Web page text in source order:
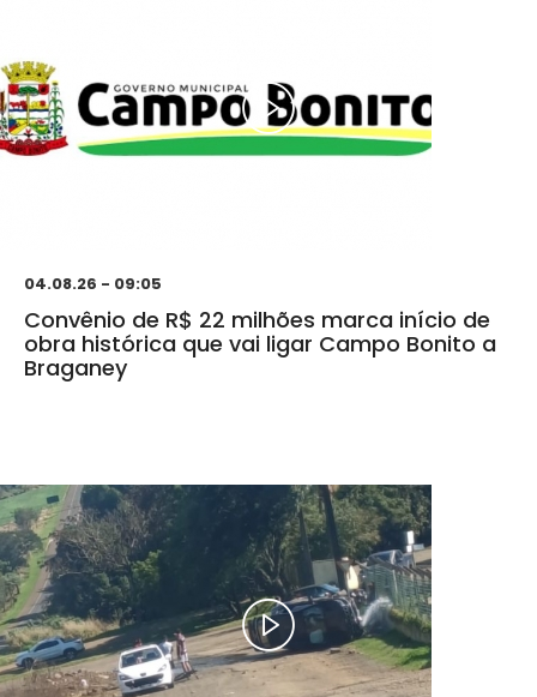
04.08.26 - 09:05
Convênio de R$ 22 milhões marca início de
obra histórica que vai ligar Campo Bonito a
Braganey